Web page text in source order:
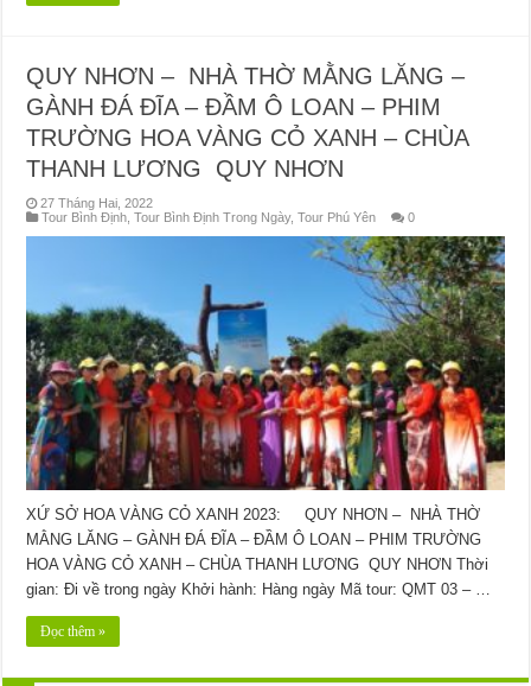
QUY NHƠN – NHÀ THỜ MẰNG LĂNG –
GÀNH ĐÁ ĐĨA – ĐẦM Ô LOAN – PHIM
TRƯỜNG HOA VÀNG CỎ XANH – CHÙA
THANH LƯƠNG QUY NHƠN
27 Tháng Hai, 2022
Tour Bình Định ,Tour Bình Định Trong Ngày,Tour Phú Yên 0
XỨ SỞ HOA VÀNG CỎ XANH 2023: QUY NHƠN – NHÀ THỜ
MẰNG LĂNG – GÀNH ĐÁ ĐĨA – ĐẦM Ô LOAN – PHIM TRƯỜNG
HOA VÀNG CỎ XANH – CHÙA THANH LƯƠNG QUY NHƠN Thời
gian: Đi về trong ngày Khởi hành: Hàng ngày Mã tour: QMT 03 – …
Đọc thêm »